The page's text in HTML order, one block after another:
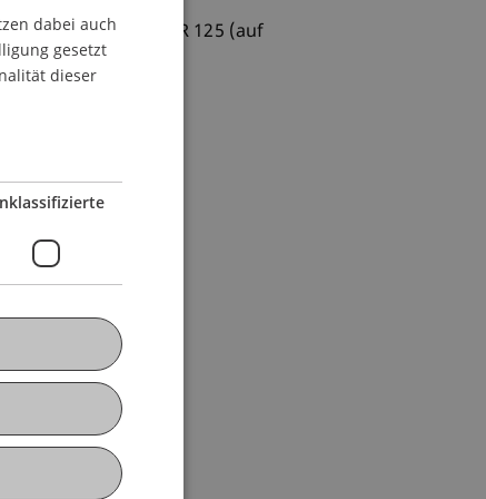
Täterschaft, ZStR 125 (auf
GERMAN
ENGLISH
dabei auch
gesetzt
dieser